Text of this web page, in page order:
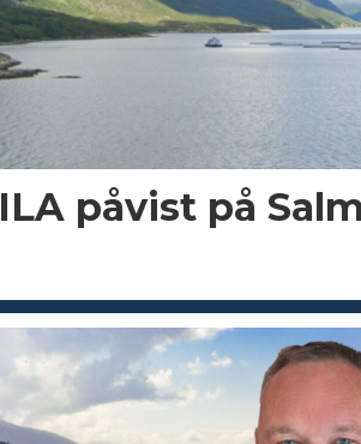
ILA påvist på